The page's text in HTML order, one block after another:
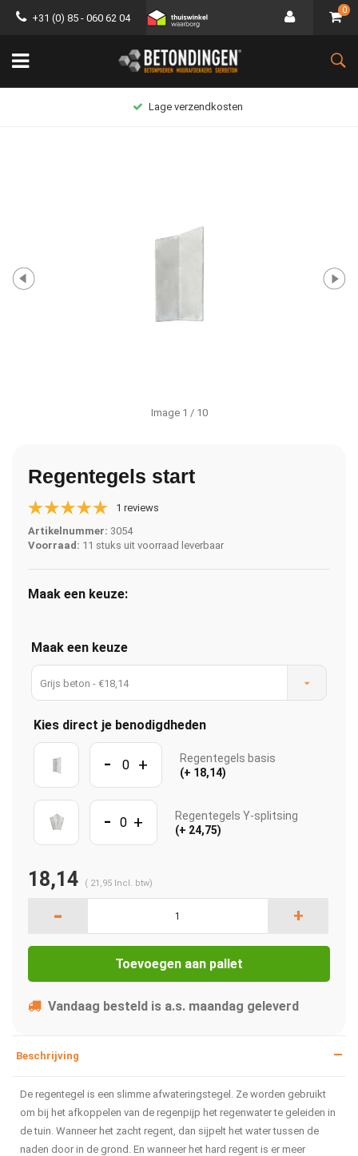
+31 (0) 85 - 060 62 04
0
Lage verzendkosten
Image 1 / 10
Regentegels start
1 reviews
Artikelnummer: 3054
Voorraad: 11 stuks uit voorraad leverbaar
Maak een keuze:
Maak een keuze
Grijs beton - €18,14
Kies direct je benodigdheden
- +
Regentegels basis
(+ 18,14)
- +
Regentegels Y-splitsing
(+ 24,75)
18,14 ( 21,95 Incl. btw)
- +
Toevoegen aan pallet
Vandaag besteld is a.s. maandag geleverd
Beschrijving
De regentegel is een slimme afwateringstegel. Ze worden gebruikt
om bij het afkoppelen van de regenpijp het regenwater te geleiden in
de tuin. Wanneer het zacht regent, dan sijpelt het water tussen de
naden door in de grond. En wanneer het hard regent is er meer